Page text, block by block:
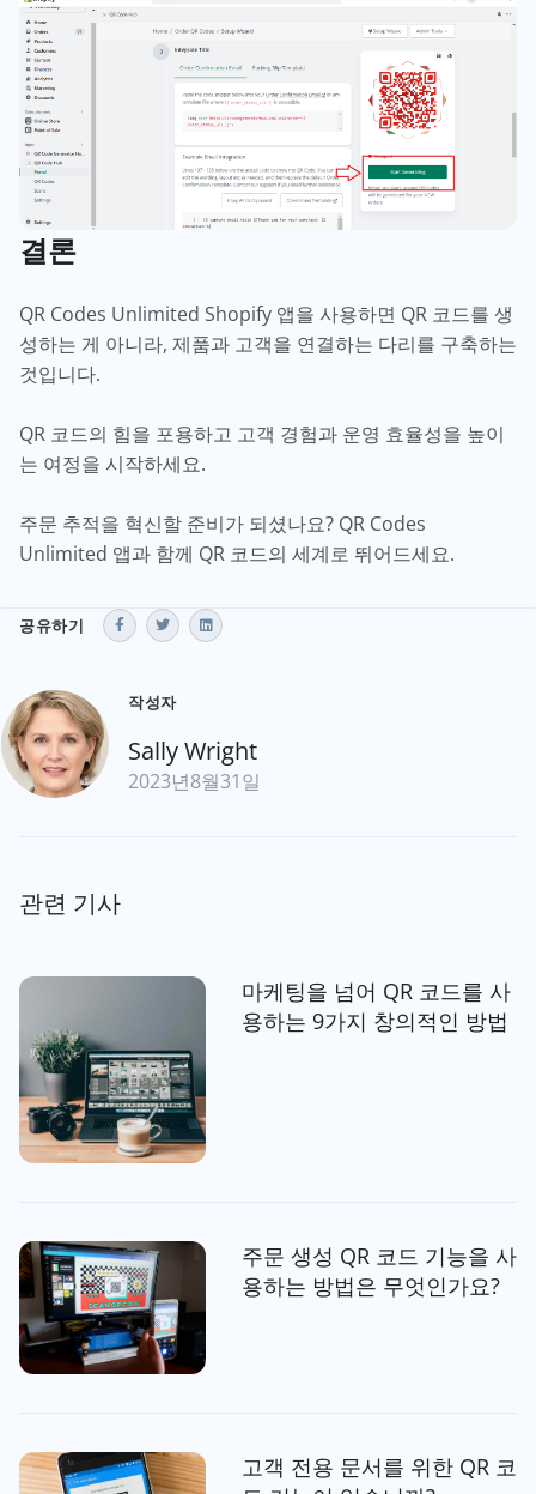
결론
QR Codes Unlimited Shopify 앱을 사용하면 QR 코드를 생
성하는 게 아니라, 제품과 고객을 연결하는 다리를 구축하는
것입니다.
QR 코드의 힘을 포용하고 고객 경험과 운영 효율성을 높이
는 여정을 시작하세요.
주문 추적을 혁신할 준비가 되셨나요? QR Codes
Unlimited 앱과 함께 QR 코드의 세계로 뛰어드세요.
공유하기
작성자
Sally Wright
2023년8월31일
관련 기사
마케팅을 넘어 QR 코드를 사
용하는 9가지 창의적인 방법
주문 생성 QR 코드 기능을 사
용하는 방법은 무엇인가요?
고객 전용 문서를 위한 QR 코